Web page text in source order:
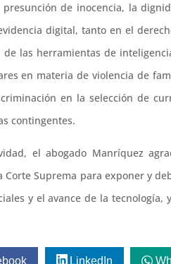
presunción de inocencia, la
digital, tanto en el
las herramientas de
en materia de violencia de
en la selección de
contingentes.
el abogado Manríquez
Corte Suprema para exponer y
y el avance de la
LinkedIn